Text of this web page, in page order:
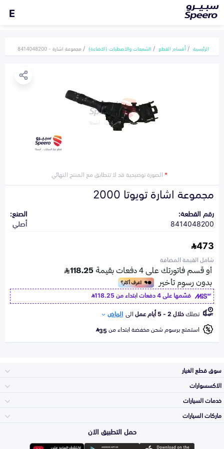
E
الرئيسية أقسام القطع الشمعات والاصطبات (الاضاءة) مجموعة اشارة - 8414048200
*الصورة توضيحية قد لا تتطابق مع المنتج النهائي
مجموعة اشارة تويوتا 2000
رقم القطعة:
8414048200
الصنع:
أصلي
473
شامل القيمة المضافة
قسّمها على 4 دفعات ابتداء من
118.25
تصلكخلال 2 - 5 أيام عمل الى الرياض
استمتع برسوم شحن مخفضة ابتداء من35
سوق قطع الغيار
المكائن، القيرات
وملحقاتها
الاكسسوارات
خدمات السيارات
الأكثر مبيعاً
ماركات السيارات
تويوتا
حمل التطبيق الان